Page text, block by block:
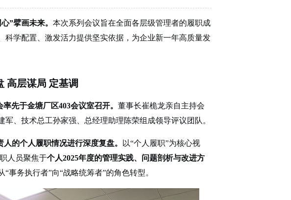
”擘画未来。 本次系列会议旨在全面各层级管理者的履职成
学配置、激发活力提供坚实依据，为企业新一年高质量发
高层谋局 定基调
率先于金塘厂区403会议室召开。董事长崔桅龙亲自主持会
军、技术总工孙家强、总经理助理陈荣组成领导评议团队 。
人的个人 履职情况进行深度复盘。 以“个人履职”为核心视
人员聚焦于个人2025年度的管理实践、问题剖析与改进方
“事务执行者”向“战略统筹者”的角色转型。